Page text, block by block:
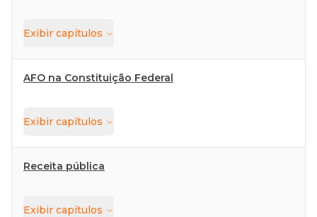
Exibir capítulos
AFO na Constituição Federal
Exibir capítulos
Receita pública
Exibir capítulos